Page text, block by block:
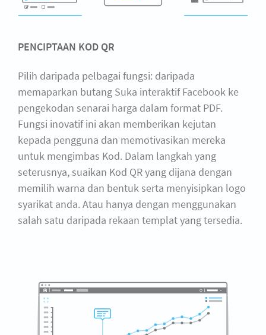
PENCIPTAAN KOD QR
Pilih daripada pelbagai fungsi: daripada
memaparkan butang Suka interaktif Facebook ke
pengekodan senarai harga dalam format PDF.
Fungsi inovatif ini akan memberikan kejutan
kepada pengguna dan memotivasikan mereka
untuk mengimbas Kod. Dalam langkah yang
seterusnya, suaikan Kod QR yang dijana dengan
memilih warna dan bentuk serta menyisipkan logo
syarikat anda. Atau hanya dengan menggunakan
salah satu daripada rekaan templat yang tersedia.